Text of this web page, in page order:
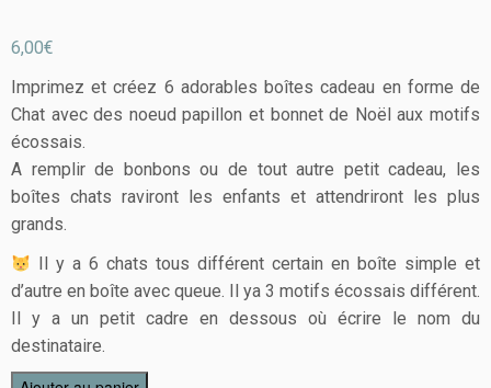
basé sur
client
6,00€
Imprimez et créez 6 adorables boîtes cadeau en forme de
Chat avec des noeud papillon et bonnet de Noël aux motifs
écossais.
A remplir de bonbons ou de tout autre petit cadeau, les
boîtes chats raviront les enfants et attendriront les plus
grands.
Il y a 6 chats tous différent certain en boîte simple et
d’autre en boîte avec queue. Il ya 3 motifs écossais différent.
Il y a un petit cadre en dessous où écrire le nom du
destinataire.